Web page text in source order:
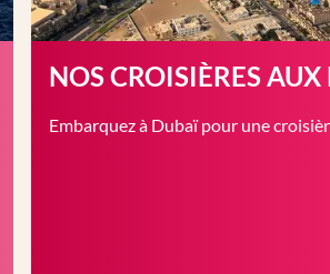
NOS CROISIÈRES
Embarquez à Dubaï pour une